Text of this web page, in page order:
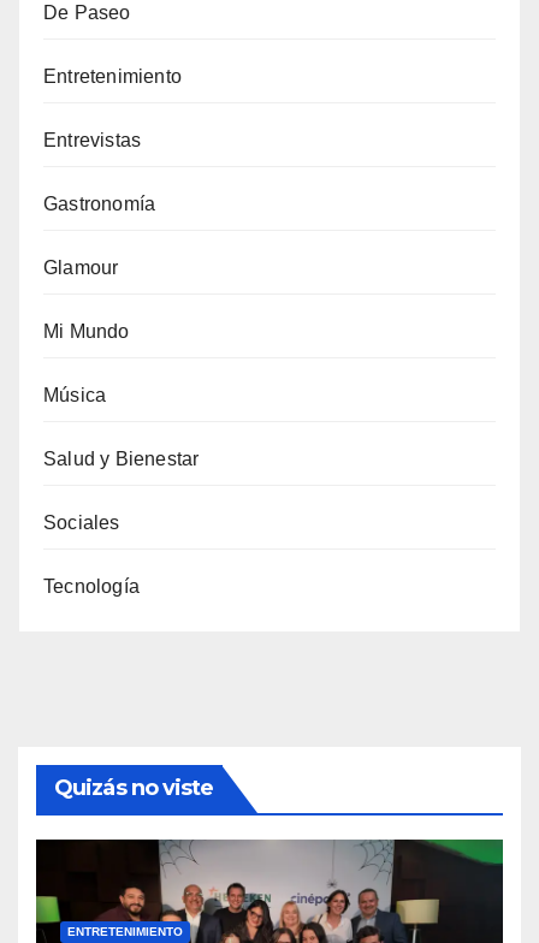
De Paseo
Entretenimiento
Entrevistas
Gastronomía
Glamour
Mi Mundo
Música
Salud y Bienestar
Sociales
Tecnología
Quizás no viste
ENTRETENIMIENTO